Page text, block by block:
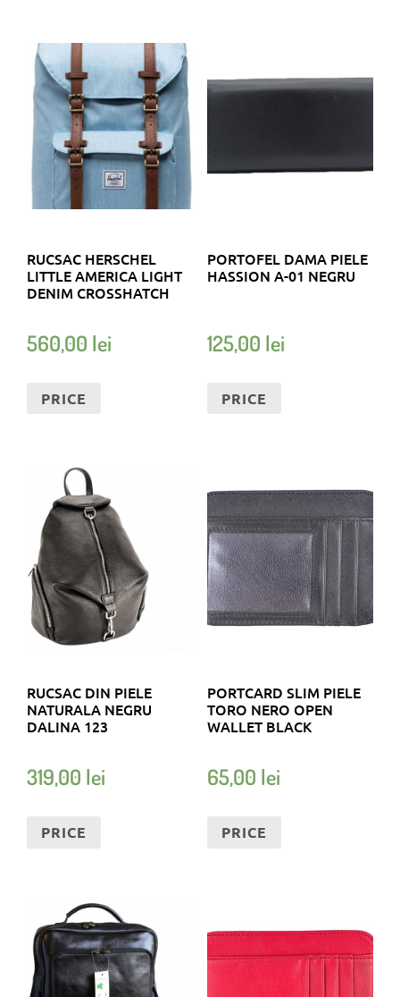
RUCSAC HERSCHEL
LITTLE AMERICA LIGHT
DENIM CROSSHATCH
560,00 lei
PRICE
PORTOFEL DAMA PIELE
HASSION A-01 NEGRU
125,00 lei
PRICE
RUCSAC DIN PIELE
NATURALA NEGRU
DALINA 123
319,00 lei
PRICE
PORTCARD SLIM PIELE
TORO NERO OPEN
WALLET BLACK
65,00 lei
PRICE